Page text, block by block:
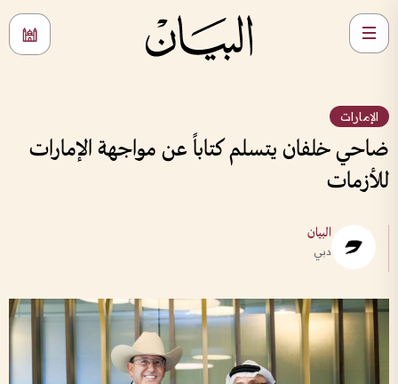
الإمارات
ضاحي خلفان يتسلم كتاباً عن مواجهة الإمارات
للأزمات
البيان
دبي